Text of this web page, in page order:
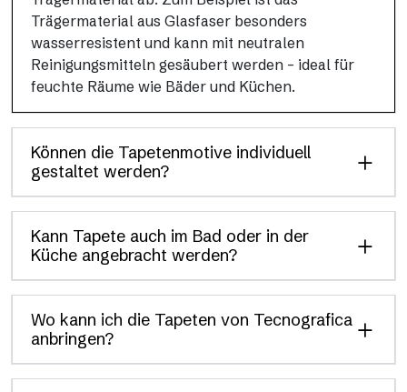
Trägermaterial aus Glasfaser besonders
wasserresistent und kann mit neutralen
Reinigungsmitteln gesäubert werden – ideal für
feuchte Räume wie Bäder und Küchen.
Können die Tapetenmotive individuell
gestaltet werden?
Kann Tapete auch im Bad oder in der
Küche angebracht werden?
Wo kann ich die Tapeten von Tecnografica
anbringen?